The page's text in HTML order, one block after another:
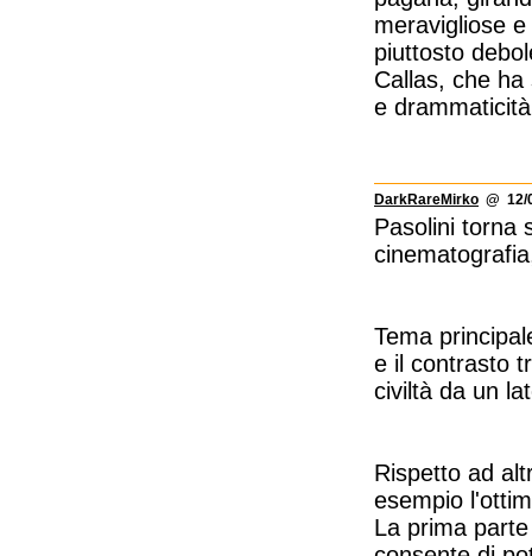
meravigliose
piuttosto
Callas, che
e
DarkRareMirko @ 12/
Pasolini torna
Tema
e il contrasto
civiltà da un
Rispetto ad
esempio
La prima